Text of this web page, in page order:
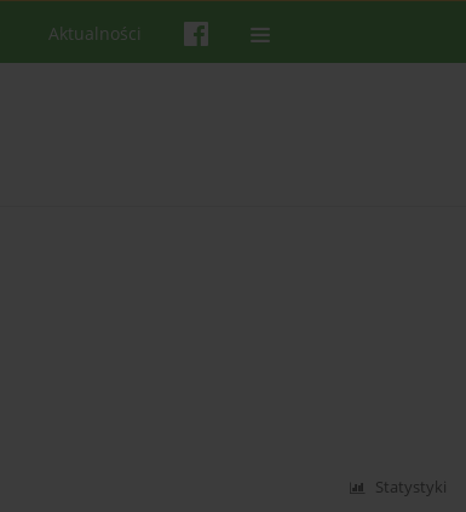
Aktualności
Statystyki